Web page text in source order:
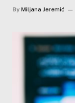
By Miljana Jeremić